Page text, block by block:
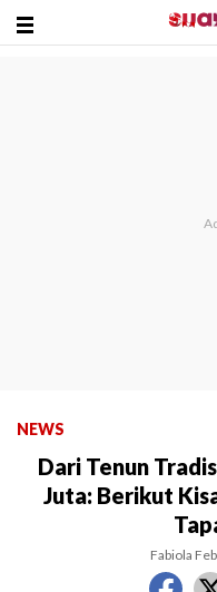
NEWS
Dari Tenun
Juta: Berikut
Fabiola